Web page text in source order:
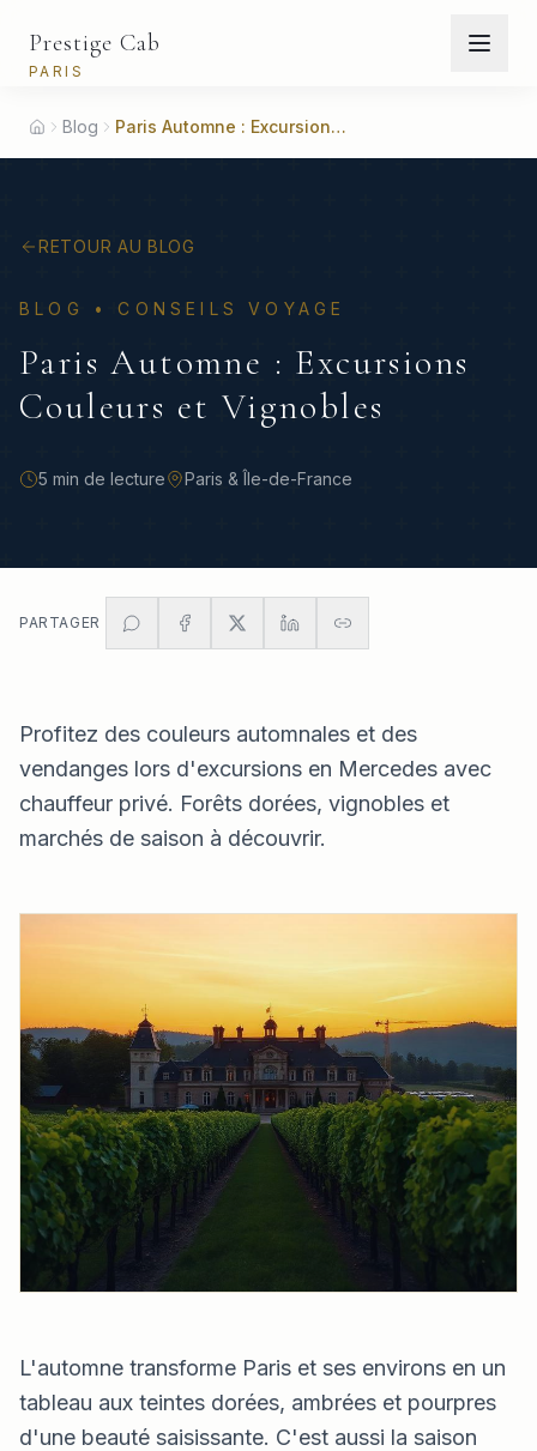
Prestige Cab
PARIS
Accueil
Blog Paris Automne : Excursions Couleurs et Vignobles
RETOUR AU BLOG
BLOG •CONSEILS VOYAGE
Paris Automne : Excursions
Couleurs et Vignobles
5 min de lecture Paris & Île-de-France
PARTAGER
Profitez des couleurs automnales et des
vendanges lors d'excursions en Mercedes avec
chauffeur privé. Forêts dorées, vignobles et
marchés de saison à découvrir.
L'automne transforme Paris et ses environs en un
tableau aux teintes dorées, ambrées et pourpres
d'une beauté saisissante. C'est aussi la saison